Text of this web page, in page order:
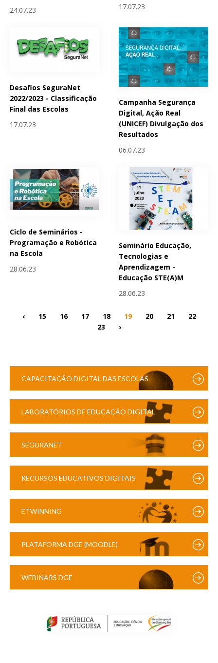
24.07.23
17.07.23
Desafios SeguraNet
2022/2023 - Classificação
Final das Escolas
17.07.23
Campanha Segurança
Digital, Ação Real
(UNICEF) Divulgação dos
Resultados
06.07.23
Ciclo de Seminários -
Programação e Robótica
na Escola
28.06.23
Seminário Educação,
Tecnologias e
Aprendizagem -
Educação STE(A)M
28.06.23
‹ 15 16 17 18 19 20 21
22
23
›
CAPACITAÇÃO DIGITAL DAS ESCOLAS
LABORATÓRIOS DE EDUCAÇÃO DIGITAL
SEGURANET
RECURSOS EDUCATIVOS DIGITAIS
ETWINNING
PLATAFORMA DGE (MOODLE)
WEBINARS DGE